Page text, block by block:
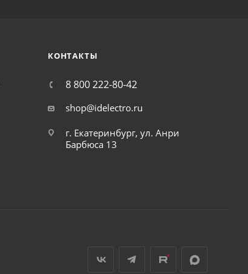
КОНТАКТЫ
8 800 222-80-42
shop@idelectro.ru
г. Екатеринбург, ул. Анри
Барбюса 13